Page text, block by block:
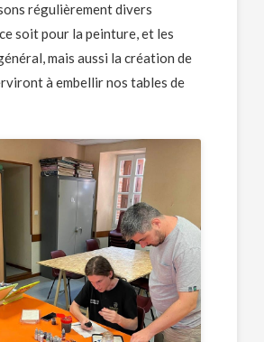
régulièrement divers
soit pour la peinture, et les
mais aussi la création de
à embellir nos tables de